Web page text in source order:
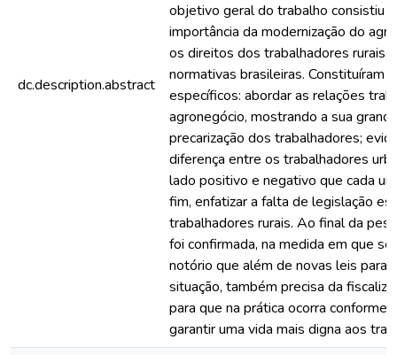
dc.description.abstract
objetivo geral do trabalho consistiu
importância da modernização do
os direitos dos trabalhadores rurais,
normativas brasileiras. Constituíram
específicos: abordar as relações
agronegócio, mostrando a sua
precarização dos trabalhadores;
diferença entre os trabalhadores
lado positivo e negativo que cada
fim, enfatizar a falta de legislação
trabalhadores rurais. Ao final da
foi confirmada, na medida em que se
notório que além de novas leis para
situação, também precisa da
para que na prática ocorra conforme
garantir uma vida mais digna aos